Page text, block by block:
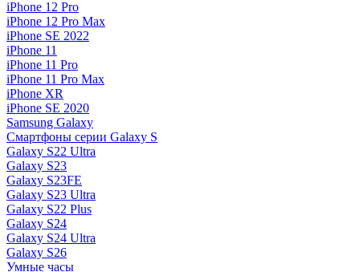
iPhone 12 Pro
iPhone 12 Pro Max
iPhone SE 2022
iPhone 11
iPhone 11 Pro
iPhone 11 Pro Max
iPhone XR
iPhone SE 2020
Samsung Galaxy
Смартфоны серии Galaxy S
Galaxy S22 Ultra
Galaxy S23
Galaxy S23FE
Galaxy S23 Ultra
Galaxy S22 Plus
Galaxy S24
Galaxy S24 Ultra
Galaxy S26
Умные часы